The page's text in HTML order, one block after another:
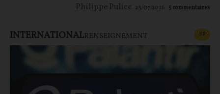
Philippe Pulice 23/07/2026 5 commentaires
INTERNATIONALRENSEIGNEMENT FP